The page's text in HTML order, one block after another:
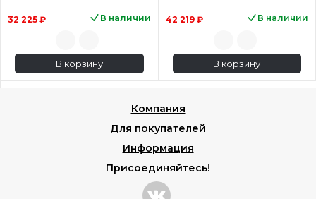
32 225 ₽ В наличии
В корзину
42 219 ₽ В наличии
В корзину
Компания
Для покупателей
Информация
Присоединяйтесь!